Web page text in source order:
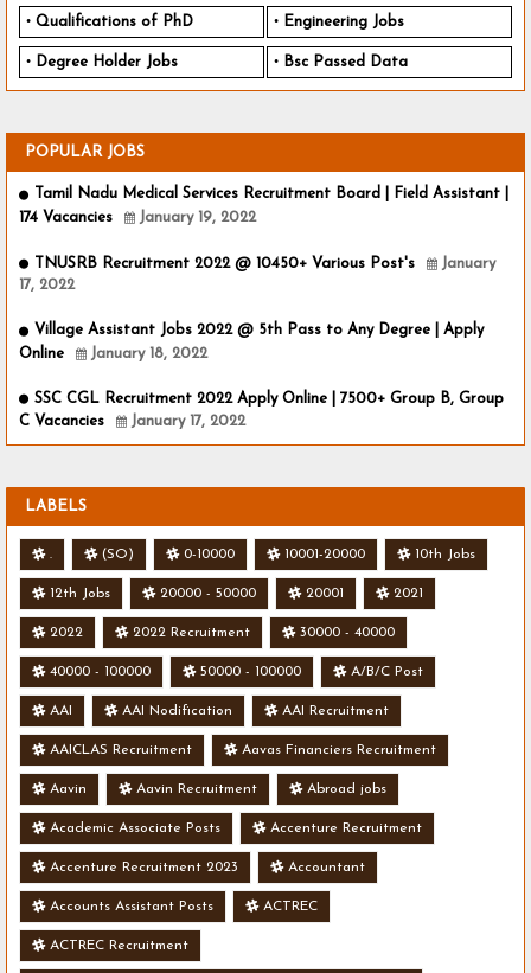
Qualifications of PhD Engineering Jobs
Degree Holder Jobs Bsc Passed Data
POPULAR JOBS
Tamil Nadu Medical Services Recruitment Board | Field Assistant |
174 Vacancies
January 19, 2022
TNUSRB Recruitment 2022 @ 10450+ Various Post's
January
17, 2022
Village Assistant Jobs 2022 @ 5th Pass to Any Degree | Apply
Online
January 18, 2022
SSC CGL Recruitment 2022 Apply Online | 7500+ Group B, Group
C Vacancies
January 17, 2022
LABELS
. (SO) 0-10000 10001-20000 10th Jobs
12th Jobs 20000 - 50000 20001 2021
2022 2022 Recruitment 30000 - 40000
40000 - 100000 50000 - 100000 A/B/C Post
AAI AAI Nodification AAI Recruitment
AAICLAS Recruitment Aavas Financiers Recruitment
Aavin Aavin Recruitment Abroad jobs
Academic Associate Posts Accenture Recruitment
Accenture Recruitment 2023 Accountant
Accounts Assistant Posts ACTREC
ACTREC Recruitment